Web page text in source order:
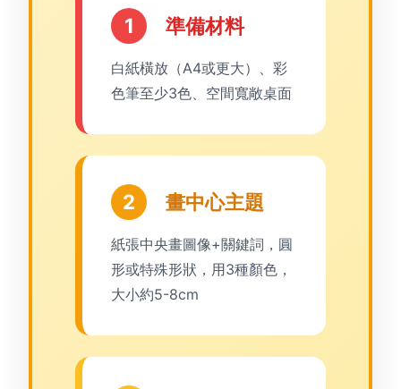
1 準備材料
白紙橫放（A4或更大）、彩
色筆至少3色、空間寬敞桌面
2 畫中心主題
紙張中央畫圖像+關鍵詞，圓
形或特殊形狀，用3種顏色，
大小約5-8cm